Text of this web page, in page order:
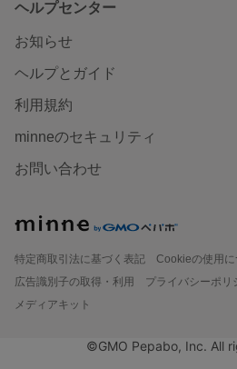
ヘルプセンター
お知らせ
ヘルプとガイド
利用規約
minneのセキュリティ
お問い合わせ
特定商取引法に基づく表記
Cookieの使用に
広告識別子の取得・利用
プライバシーポリ
メディアキット
©GMO Pepabo, Inc. All